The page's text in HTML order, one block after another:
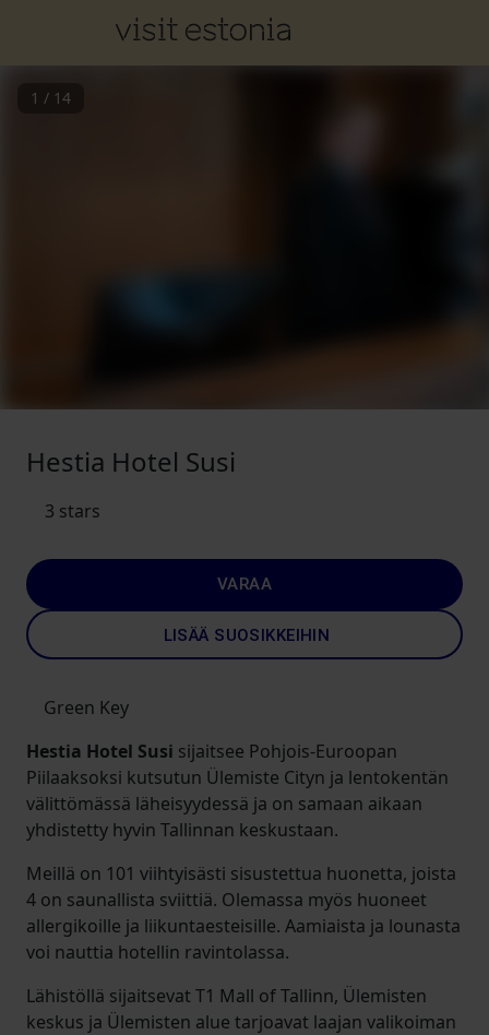
1 / 14
Hestia Hotel Susi
3 stars
VARAA
LISÄÄ SUOSIKKEIHIN
Green Key
Hestia Hotel Susi sijaitsee Pohjois-Euroopan
Piilaaksoksi kutsutun Ülemiste Cityn ja lentokentän
välittömässä läheisyydessä ja on samaan aikaan
yhdistetty hyvin Tallinnan keskustaan.
Meillä on 101 viihtyisästi sisustettua huonetta, joista
4 on saunallista sviittiä. Olemassa myös huoneet
allergikoille ja liikuntaesteisille. Aamiaista ja lounasta
voi nauttia hotellin ravintolassa.
Lähistöllä sijaitsevat T1 Mall of Tallinn, Ülemisten
keskus ja Ülemisten alue tarjoavat laajan valikoiman